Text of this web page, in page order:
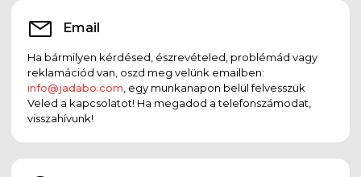
Email
Ha bármilyen kérdésed, észrevételed, problémád vagy
reklamációd van, oszd meg velünk emailben:
info@jadabo.com , egy munkanapon belül felvesszük
Veled a kapcsolatot! Ha megadod a telefonszámodat,
visszahívunk!